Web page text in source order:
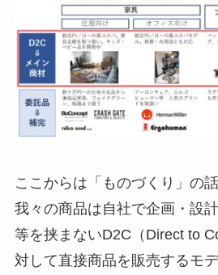
ここからは「ものづくり」の
我々の商品は自社で企画・設
等を挟まないD2C（Direct to
対して直接商品を販売するモ